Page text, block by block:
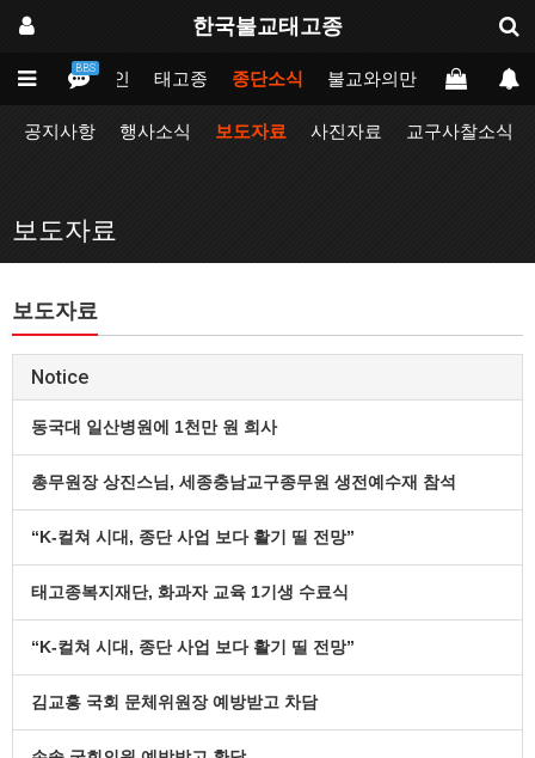
한국불교태고종
BBS
메인 태고종 종단소식 불교와의만남 업무포털
공지사항 행사소식 보도자료 사진자료 교구사찰소식
보도자료
보도자료
Notice
동국대 일산병원에 1천만 원 희사
총무원장 상진스님, 세종충남교구종무원 생전예수재 참석
“K-컬쳐 시대, 종단 사업 보다 활기 띨 전망”
태고종복지재단, 화과자 교육 1기생 수료식
“K-컬쳐 시대, 종단 사업 보다 활기 띨 전망”
김교흥 국회 문체위원장 예방받고 차담